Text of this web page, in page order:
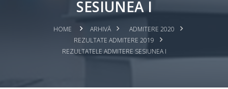
SESIUNEA I
HOME ARHIVĂ
ADMITERE 2020
REZULTATE ADMITERE 2019
REZULTATELE ADMITERE SESIUNEA I